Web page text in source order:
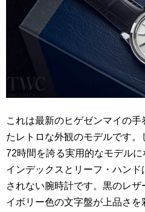
これは最新のヒゲゼンマイの
たレトロな外観のモデルです
72時間を誇る実用的なモデル
インデックスとリーフ・ハン
されない腕時計です。黒のレ
イボリー色の文字盤が上品さ